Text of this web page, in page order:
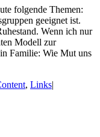
folgende Themen:
geeignet ist.
Wenn ich nur
Modell zur
Familie: Wie Mut uns
, Links